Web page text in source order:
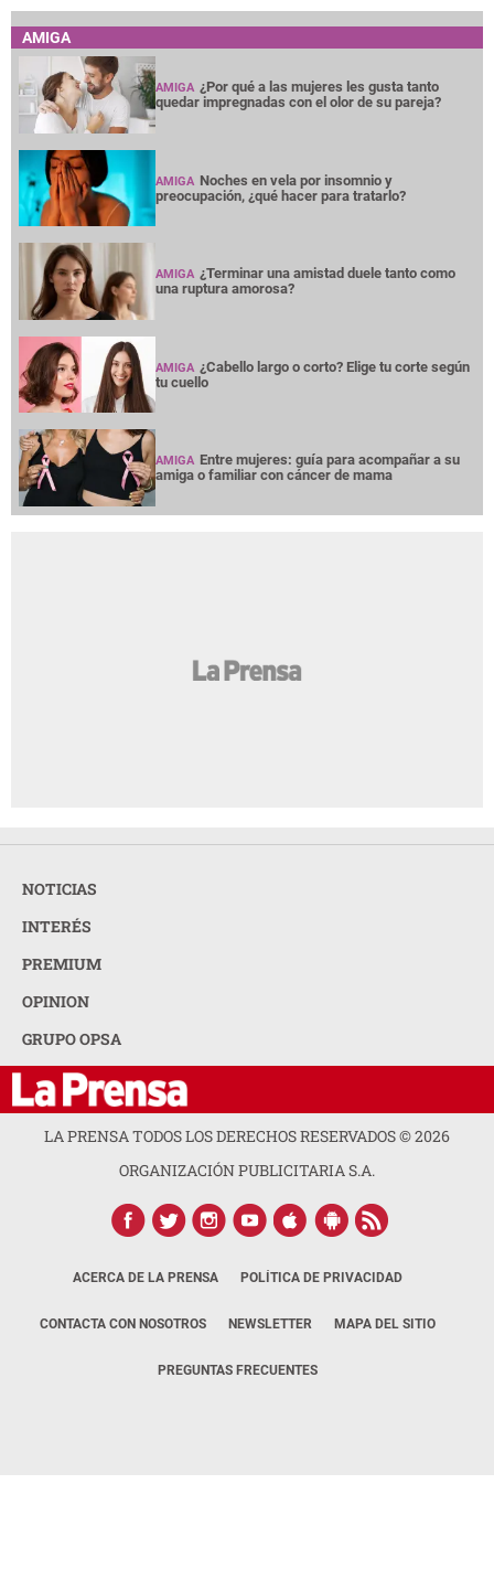
AMIGA
AMIGA ¿Por qué a las mujeres les gusta tanto
quedar impregnadas con el olor de su pareja?
AMIGA Noches en vela por insomnio y
preocupación, ¿qué hacer para tratarlo?
AMIGA ¿Terminar una amistad duele tanto como
una ruptura amorosa?
AMIGA ¿Cabello largo o corto? Elige tu corte según
tu cuello
AMIGA Entre mujeres: guía para acompañar a su
amiga o familiar con cáncer de mama
NOTICIAS
INTERÉS
PREMIUM
OPINION
GRUPO OPSA
LA PRENSA TODOS LOS DERECHOS RESERVADOS ©2026
ORGANIZACIÓN PUBLICITARIA S.A.
ACERCA DE LA PRENSA POLÍTICA DE PRIVACIDAD
CONTACTA CON NOSOTROS NEWSLETTER MAPA DEL SITIO
PREGUNTAS FRECUENTES